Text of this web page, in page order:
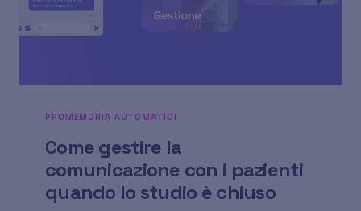
PROMEMORIA AUTOMATICI
Come gestire la
comunicazione con i pazienti
quando lo studio è chiuso